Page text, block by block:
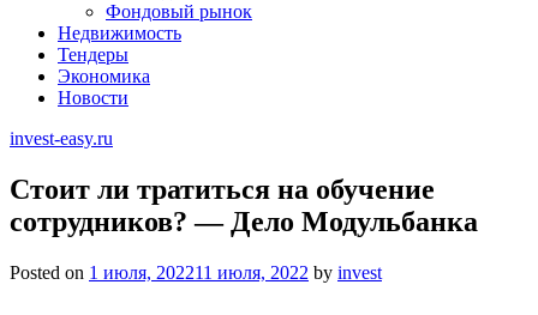
Фондовый рынок
Недвижимость
Тендеры
Экономика
Новости
invest-easy.ru
Стоит ли тратиться на обучение
сотрудников? — Дело Модульбанка
Posted on 1 июля, 202211 июля, 2022 by invest